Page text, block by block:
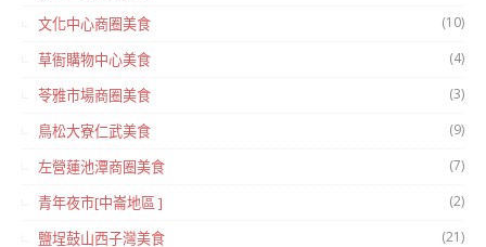
文化中心商圈美食 (10)
草衙購物中心美食 (4)
苓雅市場商圈美食 (3)
鳥松大寮仁武美食 (9)
左營蓮池潭商圈美食 (7)
青年夜市[中崙地區 ] (2)
鹽埕鼓山西子灣美食 (21)